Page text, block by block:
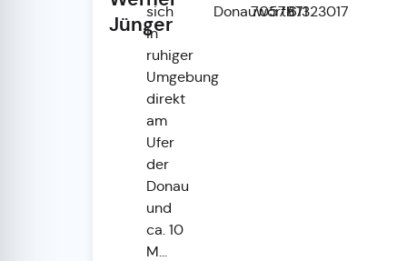
Jünger
sich
in
ruhiger
Umgebung
direkt
am
Ufer
der
Donau
und
ca. 10
M...
Donauwörth
705787161323017